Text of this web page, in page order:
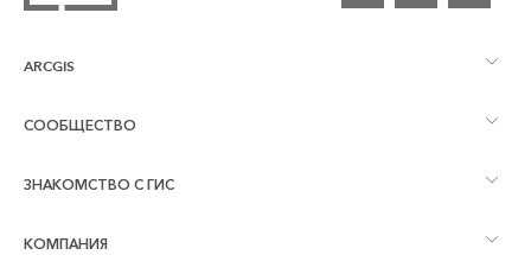
ARCGIS
Обзор ArcGIS
Картография
СООБЩЕСТВО
Сообщества и форумы
Блог ArcGIS
ЗНАКОМСТВО С ГИС
Что такое ГИС?
КОМПАНИЯ